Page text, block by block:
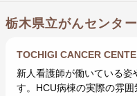
栃木県立がんセンタ
TOCHIGI CANCER
新人看護師が働いている姿
す。HCU病棟の実際の雰囲